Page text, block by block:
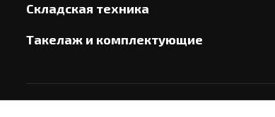
Складская техника
Такелаж и комплектующие